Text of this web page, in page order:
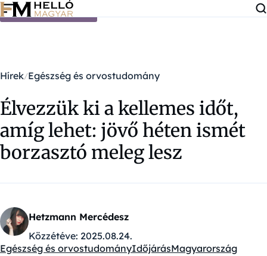
Ugrás a tartalomra
Hírek Egészség és orvostudomány
Élvezzük ki a kellemes időt,
amíg lehet: jövő héten ismét
borzasztó meleg lesz
Hetzmann Mercédesz
Közzétéve: 2025.08.24.
Egészség és orvostudományIdőjárásMagyarország